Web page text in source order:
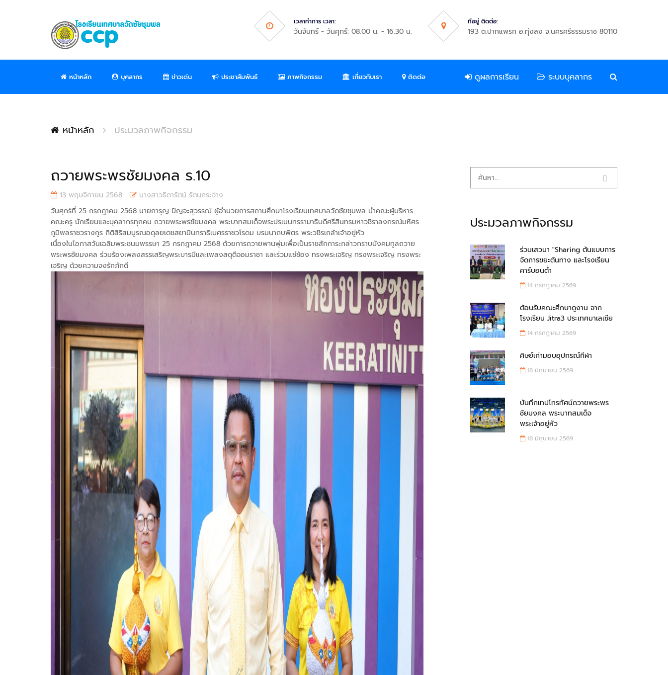
เวลาทำการ เวลา:
วันจันทร์ - วันศุกร์: 08.00 น. - 16.30 น.
ที่อยู่ ติดต่อ:
193 ต.ปากแพรก อ.ทุ่งสง จ.นครศรีธรรมราช 80110
ดูผลการเรียน ระบบบุคลากร
หน้าหลัก บุคลากร ข่าวเด่น ประชาสัมพันธ์ ภาพกิจกรรม เกี่ยวกับเรา ติดต่อ
หน้าหลัก ประมวลภาพกิจกรรม
ถวายพระพรชัยมงคล ร.10
13 พฤษจิกายน 2568
นางสาวธิดารัตน์ รัตนกระจ่าง
วันศุกร์ที่ 25 กรกฎาคม 2568 นายการุญ ปัญจะสุวรรณ์ ผู้อำนวยการสถานศึกษาโรงเรียนเทศบาลวัดชัยชุมพล นำคณะผู้บริหาร
คณะครู นักเรียนและบุคลากรทุกคน ถวายพระพรชัยมงคล พระบาทสมเด็จพระปรเมนทรรามาธิบดีศรีสินทรมหาวชิราลงกรณ์มหิศร
ภูมิพลราชวรางกูร กิติสิริสมบูรณอดุลยเดชสยามินทราธิเบศรราชวโรดม บรมนาถบพิตร พระวชิรเกล้าเจ้าอยู่หัว
เนื่องในโอกาสวันเฉลิมพระชนมพรรษา 25 กรกฎาคม 2568 ด้วยการถวายพานพุ่มเพื่อเป็นราชสักการะกล่าวกราบบังคมทูลถวาย
พระพรชัยมงคล ร่วมร้องเพลงสรรเสริญพระบารมีและเพลงสดุดีจอมราชา และร่วมแซ่ซ้อง ทรงพระเจริญ ทรงพระเจริญ ทรงพระ
เจริญ ด้วยความจงรักภักดี
ประมวลภาพกิจกรรม
ร่วมเสวนา "Sharing ต้นแบบการ
จัดการขยะต้นทาง และโรงเรียน
คาร์บอนต่ำ
14 กรกฎาคม 2569
ต้อนรับคณะศึกษาดูงาน จาก
โรงเรียน Jitra3 ประเทศมาเลเซีย
14 กรกฎาคม 2569
ศิษย์เก่ามอบอุปกรณ์กีฬา
18 มิถุนายน 2569
บันทึกเทปโทรทัศน์ถวายพระพร
ชัยมงคล พระบาทสมเด็จ
พระเจ้าอยู่หัว
18 มิถุนายน 2569